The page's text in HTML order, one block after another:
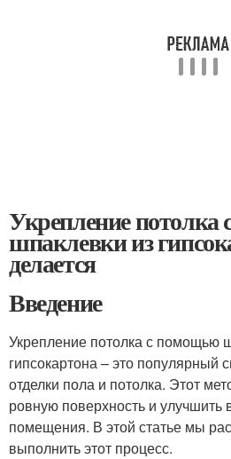
Укрепление
шпаклевки из
делается
Введение
Укрепление потолка с помощью
гипсокартона – это популярный
отделки пола и потолка. Этот
ровную поверхность и
помещения. В этой статье мы
выполнить этот процесс.